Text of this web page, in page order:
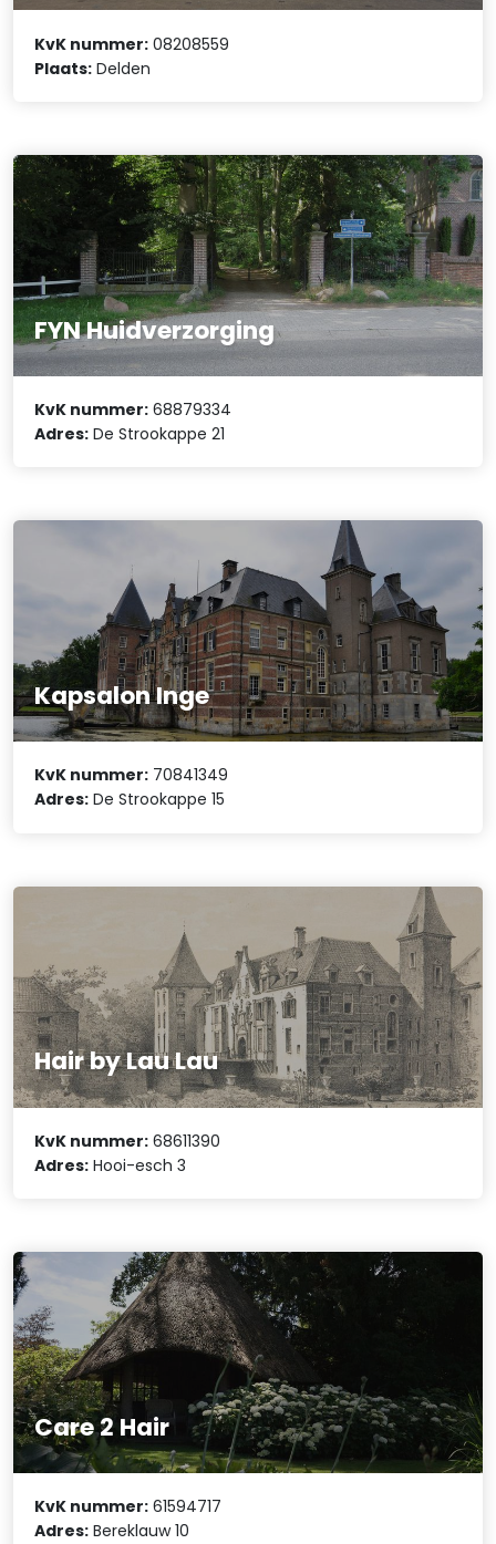
KvK nummer: 08208559
Plaats: Delden
FYN Huidverzorging
KvK nummer: 68879334
Adres: De Strookappe 21
Kapsalon Inge
KvK nummer: 70841349
Adres: De Strookappe 15
Hair by Lau Lau
KvK nummer: 68611390
Adres: Hooi-esch 3
Care 2 Hair
KvK nummer: 61594717
Adres: Bereklauw 10